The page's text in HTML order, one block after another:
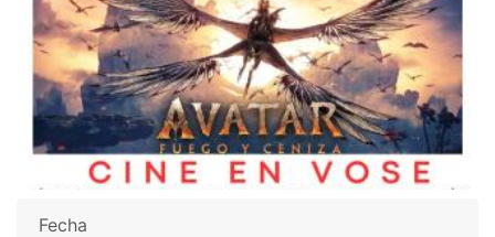
Fecha